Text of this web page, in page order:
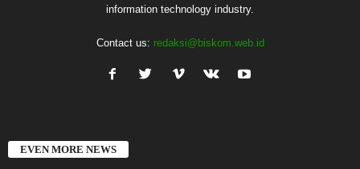
information technology industry.
Contact us: redaksi@biskom.web.id
EVEN MORE NEWS